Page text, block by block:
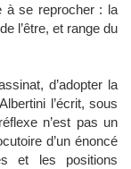
à se reprocher : la
l’être, et range du
d’adopter la
l’écrit, sous
n’est pas un
d’un énoncé
et les positions